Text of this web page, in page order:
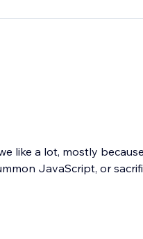
like a lot, mostly
JavaScript, or